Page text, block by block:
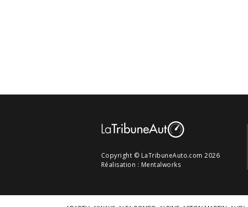
Copyright © LaTribuneAuto.com 2026
Réalisation : Mentalworks